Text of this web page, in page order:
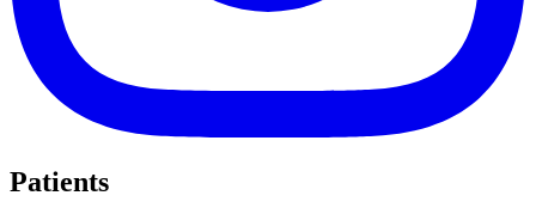
Patients